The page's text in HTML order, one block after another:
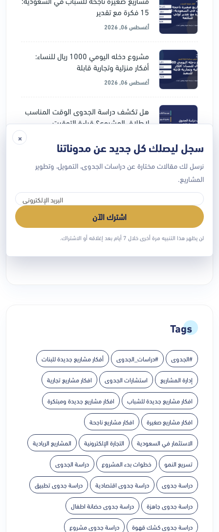
15 فكرة مع تقدير
أغسطس 06, 2026
مشروع دخله اليومي 1000 ريال للنساء:
أفكار منزلية وتجارية قابلة
أغسطس 06, 2026
هل تكشف دراسة الجدوى الوقت المناسب
لإطلاق المشروع؟ قراءة التوقيت
دراسة جدوى المشروع قبل التمويل: لماذا
يوليو 28, 2026
دراسة جدوى تقنع المستثمر أو جهة التمويل:
ما الذي يجب
Tags
#الجدوى #دراسات_الجدوى أفكار مشاريع جديدة للبنات
إدارة المشاريع استشارات الجدوى افكار مشاريع تجارية
افكار مشاريع جديدة للشباب افكار مشاريع جديدة ومبتكرة
افكار مشاريع صغيرة افكار مشاريع ناجحة
الاستثمار في السعودية التجارة الإلكترونية المشاريع الريادية
تسريع النمو خطوات بدء المشروع دراسة الجدوى
دراسة جدوى دراسة جدوى اقتصادية دراسة جدوى تطبيق
دراسة جدوى جاهزة دراسة جدوى حضانة اطفال
دراسة جدوى كشك قهوة دراسة جدوى مشروع
×
سجل ليصلك كل جديد عن مدوناتنا
نرسل لك مقالات مختارة عن دراسات الجدوى، التمويل، وتطوير
المشاريع.
اشترك الآن
لن يظهر هذا التنبيه مرة أخرى خلال 7 أيام بعد إغلاقه أو الاشتراك.